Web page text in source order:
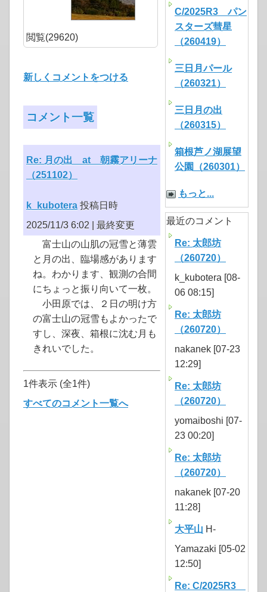
閲覧(29620)
新しくコメントをつける
コメント一覧
Re: 月の出 at 朝霧アリーナ
（251102）
k_kubotera 投稿日時
2025/11/3 6:02 | 最終変更
富士山の山肌の冠雪と薄雲
と月の出、臨場感があります
ね。わかります、観測の合間
にちょっと振り向いて一枚。
小田原では、２日の明け方
の富士山の冠雪もよかったで
すし、深夜、箱根に沈む月も
きれいでした。
1件表示 (全1件)
すべてのコメント一覧へ
C/2025R3 パン
スターズ彗星
（260419）
三日月パール
（260321）
三日月の出
（260315）
箱根芦ノ湖展望
公園（260301）
もっと...
最近のコメント
Re: 太郎坊
（260720）
k_kubotera [08-
06 08:15]
Re: 太郎坊
（260720）
nakanek [07-23
12:29]
Re: 太郎坊
（260720）
yomaiboshi [07-
23 00:20]
Re: 太郎坊
（260720）
nakanek [07-20
11:28]
大平山 H-
Yamazaki [05-02
12:50]
Re: C/2025R3